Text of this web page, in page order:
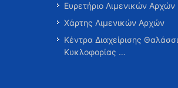
Ευρετήριο Λιμενικών Αρχών
Χάρτης Λιμενικών Αρχών
Κέντρα Διαχείρισης
Κυκλοφορίας …